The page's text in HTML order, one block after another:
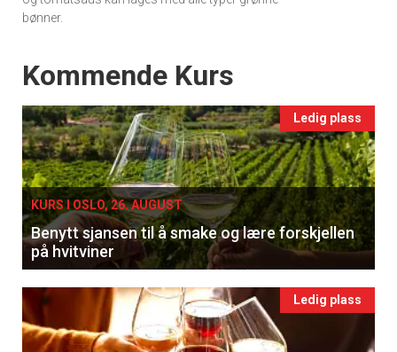
bønner.
Events
Kommende Kurs
Ledig plass
KURS I OSLO, 26. AUGUST
Benytt sjansen til å smake og lære forskjellen
på hvitviner
Ledig plass